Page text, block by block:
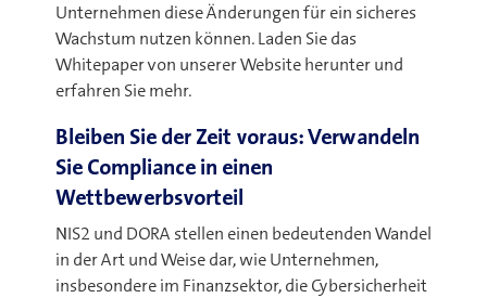
Unternehmen diese Änderungen für ein sicheres
Wachstum nutzen können. Laden Sie das
Whitepaper von unserer Website herunter und
erfahren Sie mehr.
Bleiben Sie der Zeit voraus: Verwandeln
Sie Compliance in einen
Wettbewerbsvorteil
NIS2 und DORA stellen einen bedeutenden Wandel
in der Art und Weise dar, wie Unternehmen,
insbesondere im Finanzsektor, die Cybersicherheit